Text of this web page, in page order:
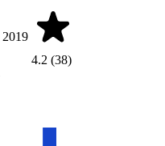
2019
4.2 (38)